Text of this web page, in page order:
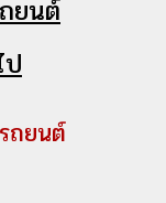
ยนต์
ถยนต์